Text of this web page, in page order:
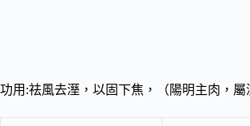
功用:祛風去溼，以固下焦，（陽明主肉，